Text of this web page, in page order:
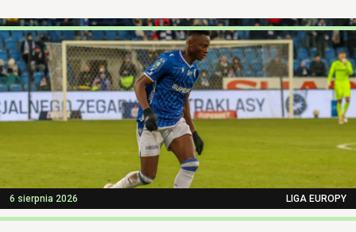
6 sierpnia 2026 LIGA EUROPY